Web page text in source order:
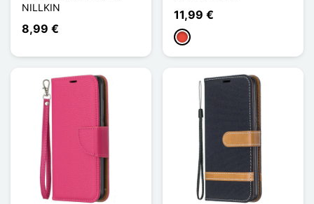
NILLKIN
8,99 €
11,99 €
Rojo